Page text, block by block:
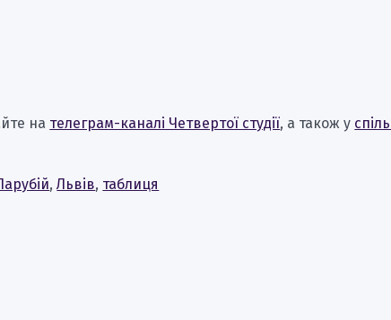
на телеграм-каналі Четвертої студії, а також у
,Львів, таблиця